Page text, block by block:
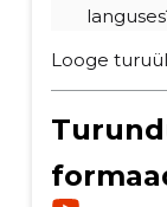
Looge